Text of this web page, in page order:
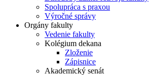
Spolupráca s praxou
Výročné správy
Orgány fakulty
Vedenie fakulty
Kolégium dekana
Zloženie
Zápisnice
Akademický senát